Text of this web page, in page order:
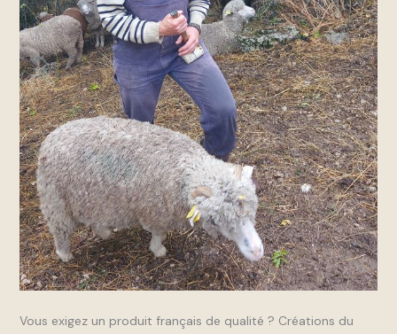
Vous exigez un produit français de qualité ? Créations du